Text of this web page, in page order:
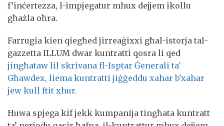
f’inċertezza, l-impjegatur mhux dejjem ikollu
għażla oħra.
Farrugia kien qiegħed jirreaġixxi għal-istorja tal-
gazzetta ILLUM dwar kuntratti qosra li qed
jingħataw lil skrivana fl-Isptar Ġenerali ta'
Għawdex, liema kuntratti jiġġeddu xahar b'xahar
jew kull ftit xhur.
Huwa spjega kif jekk kumpanija tingħata kuntratt